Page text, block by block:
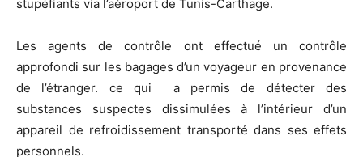
stupéfiants via l’aéroport de Tunis-Carthage.
Les agents de contrôle ont effectué un contrôle
approfondi sur les bagages d’un voyageur en provenance
de l’étranger. ce qui a permis de détecter des
substances suspectes dissimulées à l’intérieur d’un
appareil de refroidissement transporté dans ses effets
personnels.